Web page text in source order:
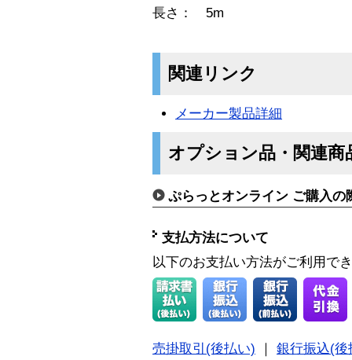
長さ： 5m
関連リンク
メーカー製品詳細
オプション品・関連商
ぷらっとオンライン ご購入の
支払方法について
以下のお支払い方法がご利用で
売掛取引(後払い)
銀行振込(後